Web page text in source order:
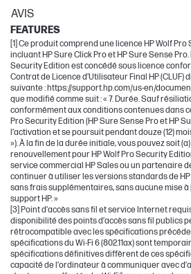
AVIS
FEATURES
[1] Ce produit comprend une licence HP Wolf Pro
incluant HP Sure Click Pro et HP Sure Sense
Security Edition est concédé sous licence
Contrat de Licence d’Utilisateur Final HP (CLUF)
suivante : https://support.hp.com/us-en/
que modifié comme suit : « 7. Durée. Sauf
conformément aux conditions contenues dans
Pro Security Edition (HP Sure Sense Pro et HP
l’activation et se poursuit pendant douze (12)
»). À la fin de la durée initiale, vous pouvez soit
renouvellement pour HP Wolf Pro Security
service commercial HP Sales ou un partenaire
continuer à utiliser les versions standards de
sans frais supplémentaires, sans aucune mise
support HP. »
[3] Point d’accès sans fil et service Internet
disponibilité des points d’accès sans fil publics
rétrocompatible avec les spécifications
spécifications du Wi-Fi 6 (802.11ax) sont
spécifications définitives diffèrent de ces
capacité de l’ordinateur à communiquer avec